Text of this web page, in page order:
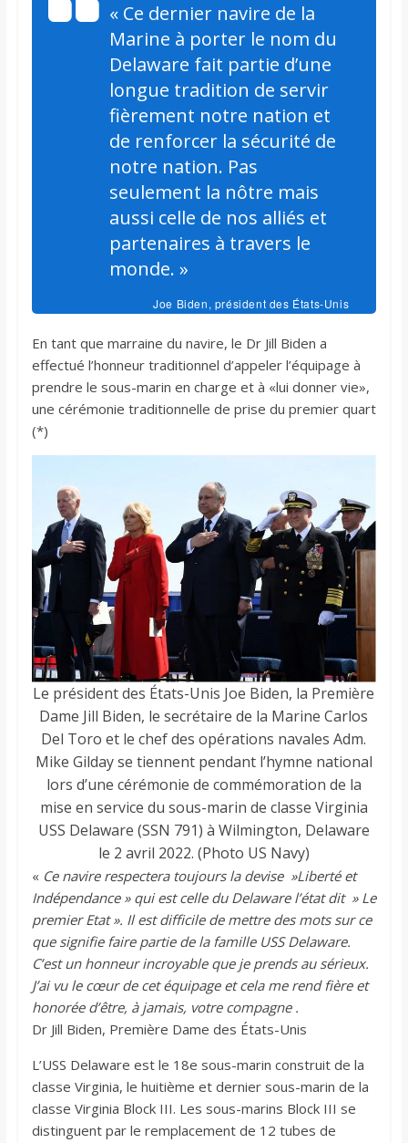
« Ce dernier navire de la
Marine à porter le nom du
Delaware fait partie d’une
longue tradition de servir
fièrement notre nation et
de renforcer la sécurité de
notre nation. Pas
seulement la nôtre mais
aussi celle de nos alliés et
partenaires à travers le
monde. »
Joe Biden, président des États-Unis
En tant que marraine du navire, le Dr Jill Biden a
effectué l’honneur traditionnel d’appeler l’équipage à
prendre le sous-marin en charge et à «lui donner vie»,
une cérémonie traditionnelle de prise du premier quart
(*)
Le président des États-Unis Joe Biden, la Première
Dame Jill Biden, le secrétaire de la Marine Carlos
Del Toro et le chef des opérations navales Adm.
Mike Gilday se tiennent pendant l’hymne national
lors d’une cérémonie de commémoration de la
mise en service du sous-marin de classe Virginia
USS Delaware (SSN 791) à Wilmington, Delaware
le 2 avril 2022. (Photo US Navy)
« Ce navire respectera toujours la devise »Liberté et
Indépendance » qui est celle du Delaware l’état dit » Le
premier Etat ». Il est difficile de mettre des mots sur ce
que signifie faire partie de la famille USS Delaware.
C’est un honneur incroyable que je prends au sérieux.
J’ai vu le cœur de cet équipage et cela me rend fière et
honorée d’être, à jamais, votre compagne .
Dr Jill Biden, Première Dame des États-Unis
L’USS Delaware est le 18e sous-marin construit de la
classe Virginia, le huitième et dernier sous-marin de la
classe Virginia Block III. Les sous-marins Block III se
distinguent par le remplacement de 12 tubes de